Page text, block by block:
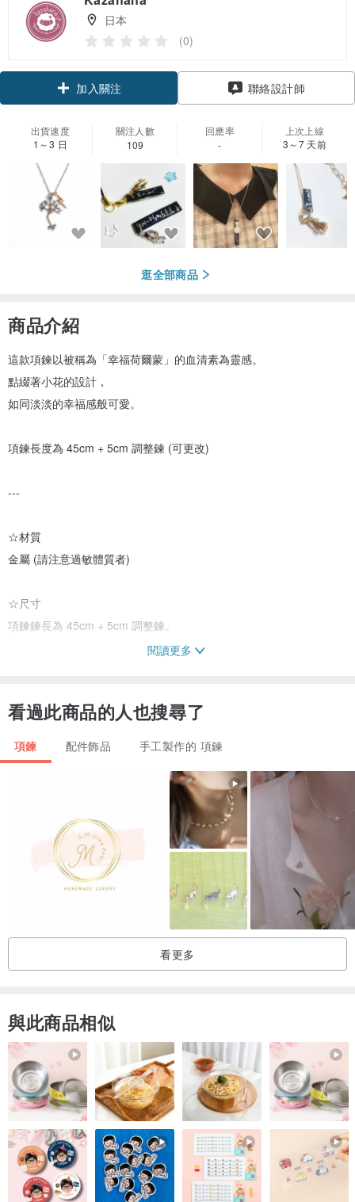
日本
(0)
加入關注 聯絡設計師
出貨速度
1～3 日
關注人數
109
回應率
-
上次上線
3～7 天前
逛全部商品
商品介紹
這款項鍊以被稱為「幸福荷爾蒙」的血清素為靈感。
點綴著小花的設計，
如同淡淡的幸福感般可愛。
項鍊長度為 45cm + 5cm 調整鍊 (可更改)
---
☆材質
金屬 (請注意過敏體質者)
☆尺寸
項鍊鍊長為 45cm + 5cm 調整鍊。
※由於零件使用金屬材質，若您對金屬過敏而感到不安，懇請您斟酌購
※此為手工製作商品，每一個的大小和形狀可能略有差異。敬請您的理
※若零件使用天然素材，其大小、形狀、顏色及紋理會因個別差異而有
所不同。
閱讀更多
看過此商品的人也搜尋了
項鍊 配件飾品 手工製作的 項鍊
看更多
與此商品相似